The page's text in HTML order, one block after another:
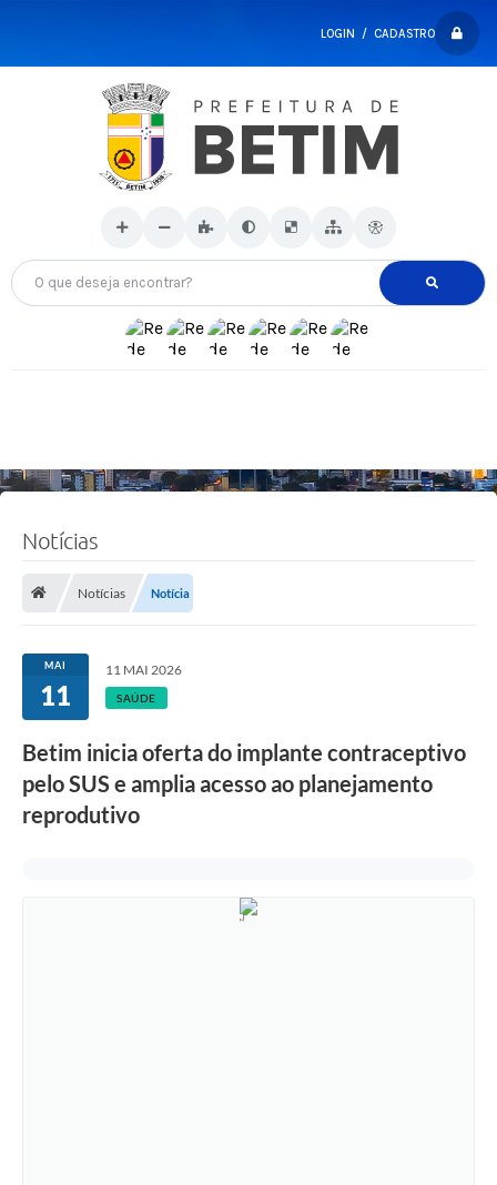
LOGIN / CADASTRO
O que deseja encontrar?
Notícias
Notícias Notícia
MAI
11
11 MAI 2026
SAÚDE
Betim inicia oferta do implante contraceptivo
pelo SUS e amplia acesso ao planejamento
reprodutivo